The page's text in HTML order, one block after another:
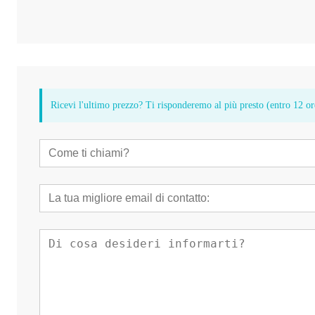
Ricevi l'ultimo prezzo? Ti risponderemo al più presto (entro 12